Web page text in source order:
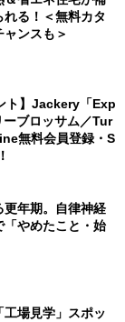
れる！＜無料カタ
ンスも＞
ト】Jackery「Exp
ブロッサム／Tur
無料会員登録・S
更年期。自律神経
「やめたこと・始
場見学」スポッ